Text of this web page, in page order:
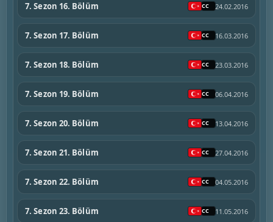
7. Sezon 16. Bölüm 24.02.2016
7. Sezon 17. Bölüm 16.03.2016
7. Sezon 18. Bölüm 23.03.2016
7. Sezon 19. Bölüm 06.04.2016
7. Sezon 20. Bölüm 13.04.2016
7. Sezon 21. Bölüm 27.04.2016
7. Sezon 22. Bölüm 04.05.2016
7. Sezon 23. Bölüm 11.05.2016